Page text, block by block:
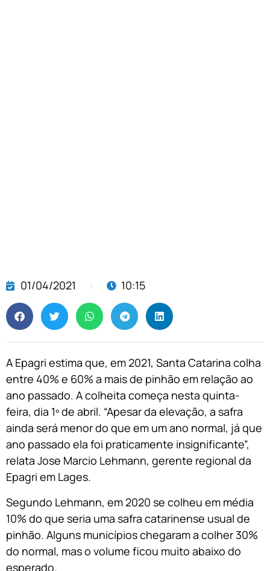
01/04/2021 10:15
A Epagri estima que, em 2021, Santa Catarina colha
entre 40% e 60% a mais de pinhão em relação ao
ano passado. A colheita começa nesta quinta-
feira, dia 1º de abril. “Apesar da elevação, a safra
ainda será menor do que em um ano normal, já que
ano passado ela foi praticamente insignificante”,
relata Jose Marcio Lehmann, gerente regional da
Epagri em Lages.
Segundo Lehmann, em 2020 se colheu em média
10% do que seria uma safra catarinense usual de
pinhão. Alguns municípios chegaram a colher 30%
do normal, mas o volume ficou muito abaixo do
esperado.